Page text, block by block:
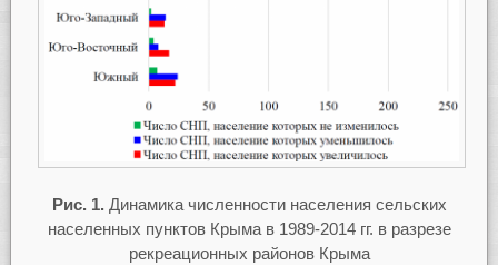
Рис. 1.Динамика численности населения сельских
населенных пунктов Крыма в 1989-2014 гг. в разрезе
рекреационных районов Крыма